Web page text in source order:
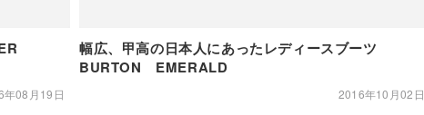
年08月19日
幅広、甲高の日本人にあったレディースブーツ
BURTON EMERALD
2016年10月02日